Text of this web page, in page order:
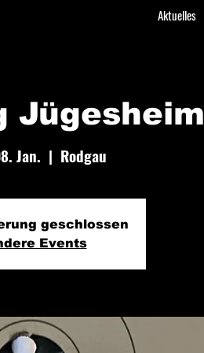
Aktuelles
Jügesheim
Jan.
  |
Rodgau
geschlossen
Events